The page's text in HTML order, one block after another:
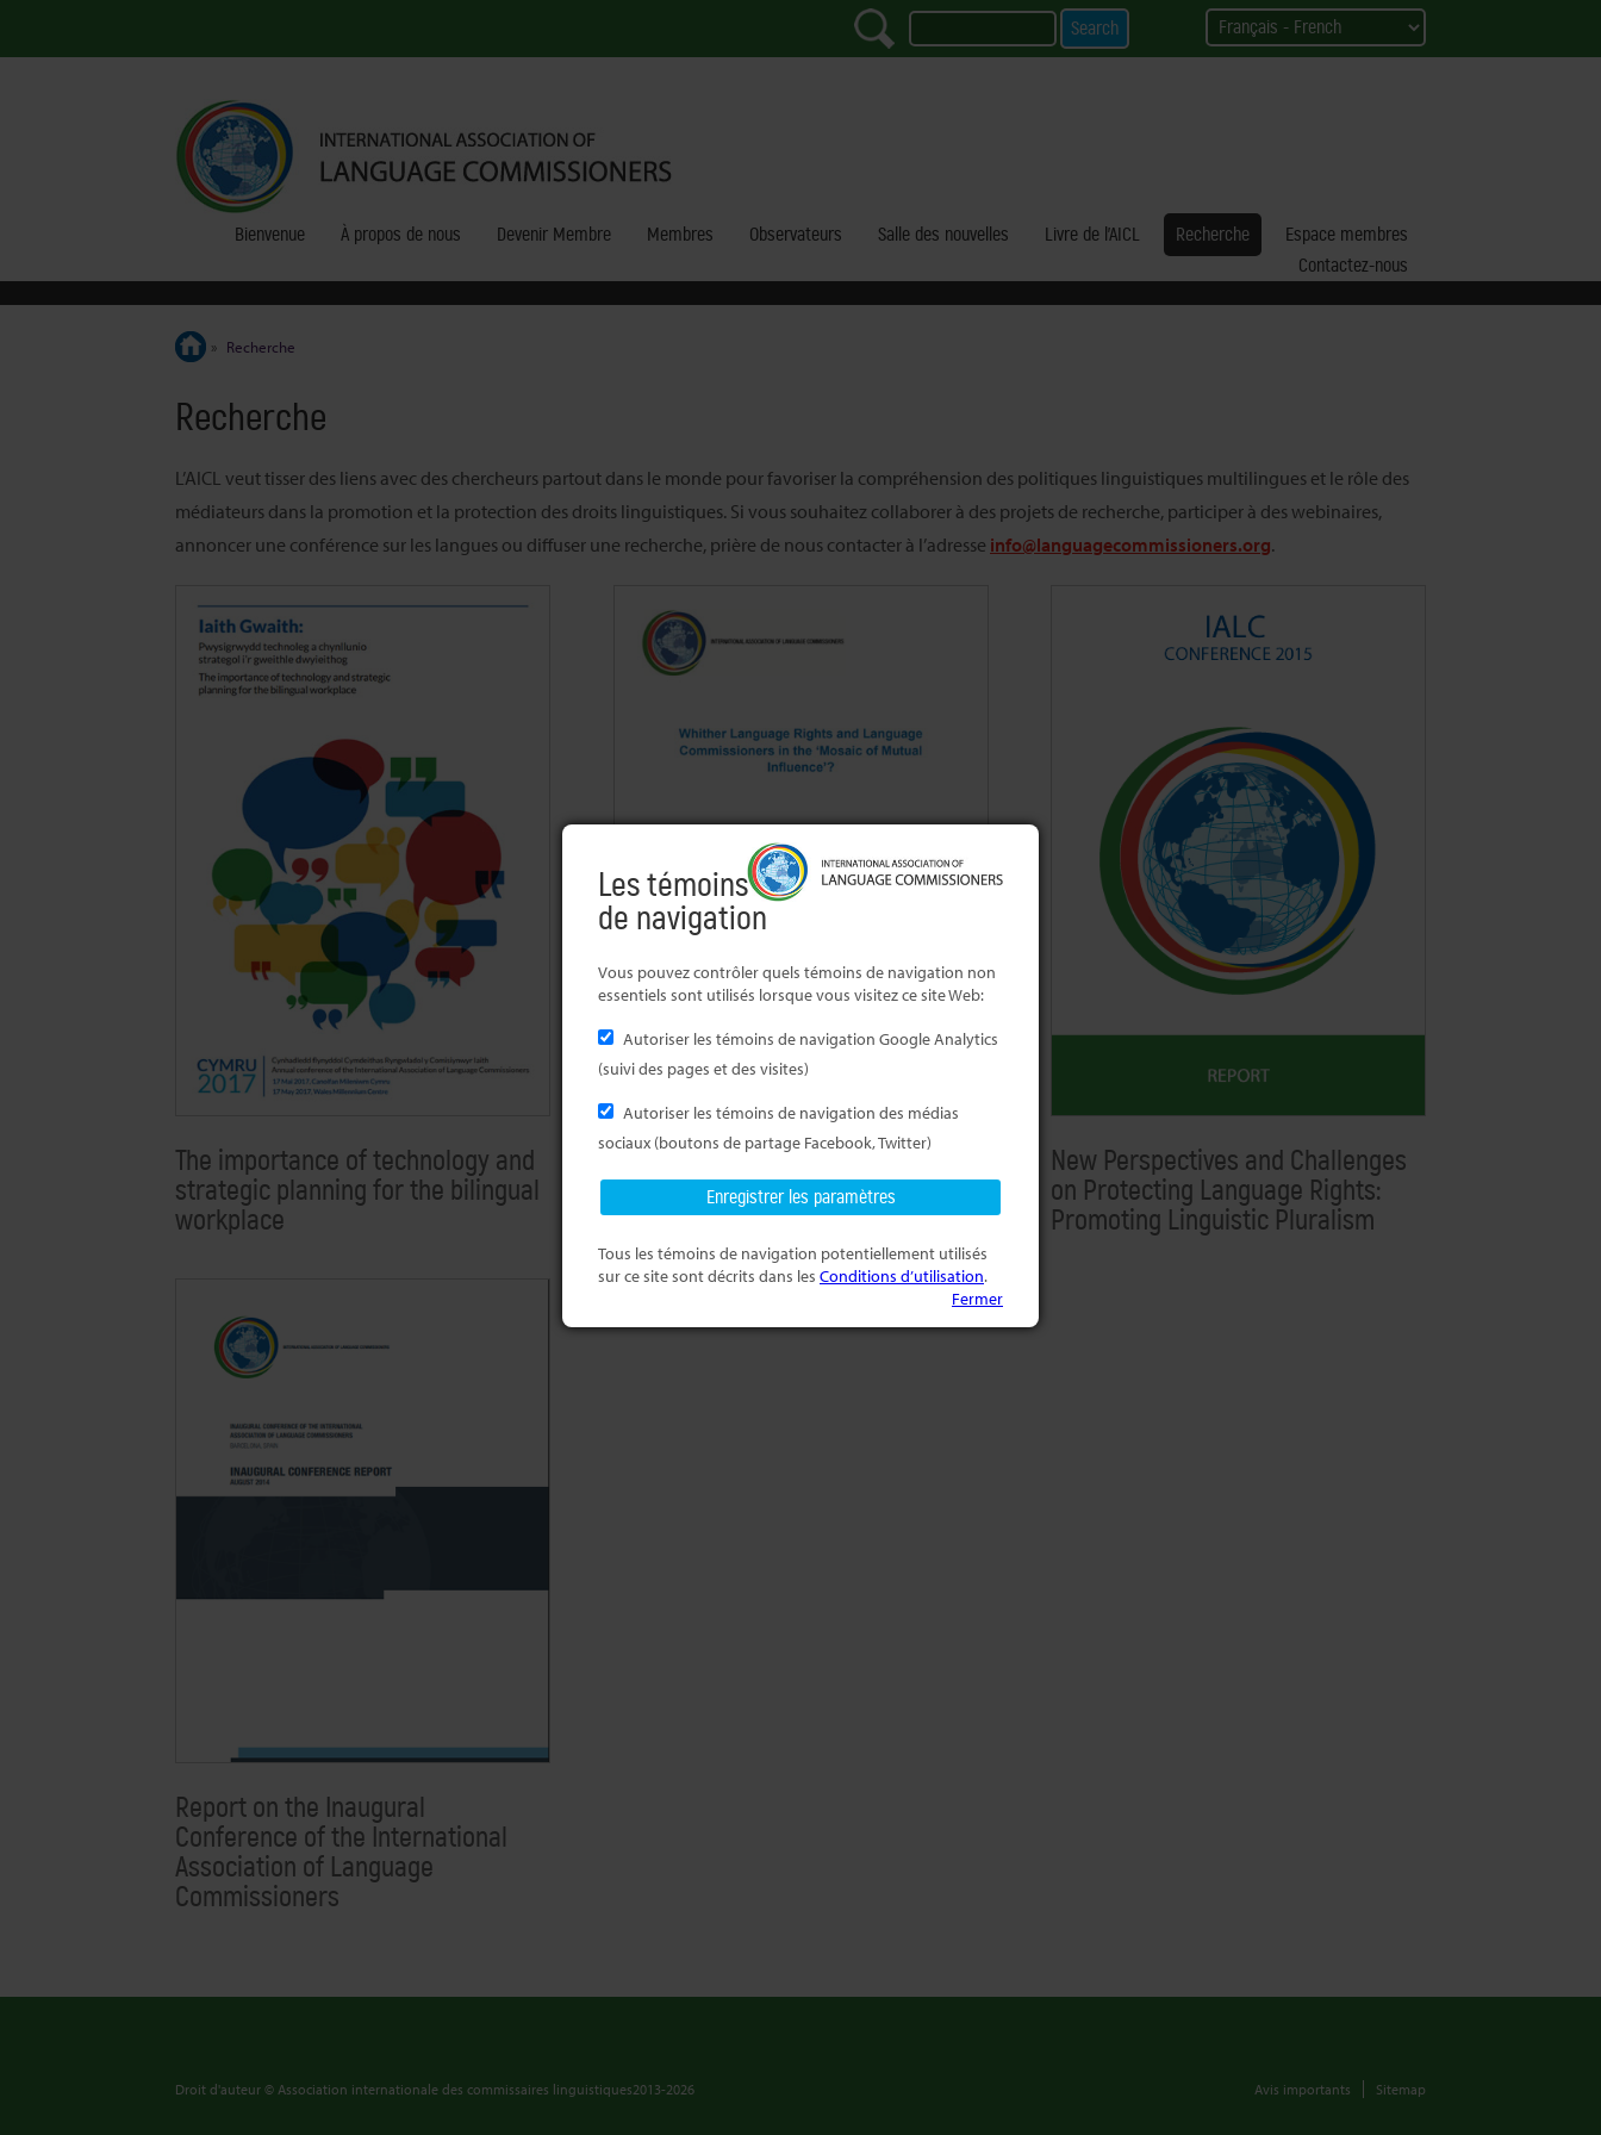
Les témoins
de navigation
Vous pouvez contrôler quels témoins de navigation non
essentiels sont utilisés lorsque vous visitez ce site Web:
Autoriser les témoins de navigation Google Analytics
(suivi des pages et des visites)
Autoriser les témoins de navigation des médias
sociaux (boutons de partage Facebook, Twitter)
Tous les témoins de navigation potentiellement utilisés
sur ce site sont décrits dans les Conditions d’utilisation.
Fermer
Bienvenue À propos de nous Devenir Membre Membres Observateurs Salle des nouvelles Livre de l’AICL Recherche
Espace membres
Contactez-nous
» Recherche
Recherche
L’AICL veut tisser des liens avec des chercheurs partout dans le monde pour favoriser la compréhension des politiques linguistiques multilingues et le rôle des
médiateurs dans la promotion et la protection des droits linguistiques. Si vous souhaitez collaborer à des projets de recherche, participer à des webinaires,
annoncer une conférence sur les langues ou diffuser une recherche, prière de nous contacter à l’adresse info@languagecommissioners.org.
The importance of technology and
strategic planning for the bilingual
workplace
Language Commissioners in the
‘Mosaic of Mutual Influence’?
New Perspectives and Challenges
on Protecting Language Rights:
Promoting Linguistic Pluralism
Report on the Inaugural
Conference of the International
Association of Language
Commissioners
Droit d'auteur © Association internationale des commissaires linguistiques2013-2026 Avis importants Sitemap